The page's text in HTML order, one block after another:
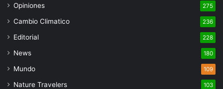
Opiniones 275
Cambio Climatico 236
Editorial 228
News 180
Mundo 109
Nature Travelers 103